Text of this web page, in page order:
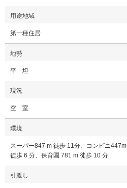
用途地域
第一種住居
地勢
平 坦
現況
空 室
環境
スーパー847 m 徒歩 11分、コンビニ447m
徒歩 6 分、保育園 781 m 徒歩 10 分
引渡し